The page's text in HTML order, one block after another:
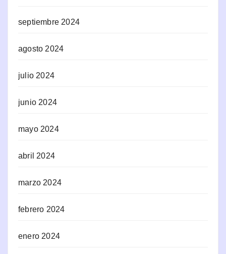
septiembre 2024
agosto 2024
julio 2024
junio 2024
mayo 2024
abril 2024
marzo 2024
febrero 2024
enero 2024